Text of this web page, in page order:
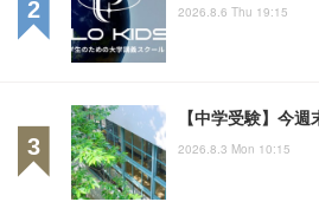
【中学受験】希学園「
2026.8.6 Thu 15:45
東京都市大「科学体験
教育イベント